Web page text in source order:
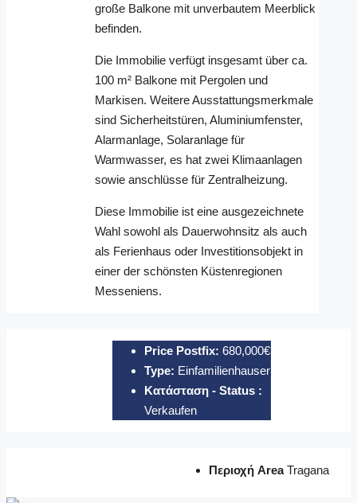
große Balkone mit unverbautem Meerblick
befinden.
Die Immobilie verfügt insgesamt über ca.
100 m² Balkone mit Pergolen und
Markisen. Weitere Ausstattungsmerkmale
sind Sicherheitstüren, Aluminiumfenster,
Alarmanlage, Solaranlage für
Warmwasser, es hat zwei Klimaanlagen
sowie anschlüsse für Zentralheizung.
Diese Immobilie ist eine ausgezeichnete
Wahl sowohl als Dauerwohnsitz als auch
als Ferienhaus oder Investitionsobjekt in
einer der schönsten Küstenregionen
Messeniens.
Price Postfix: 680,000€
Type: Einfamilienhauser
Κατάσταση - Status :
Verkaufen
Περιοχή Area Tragana